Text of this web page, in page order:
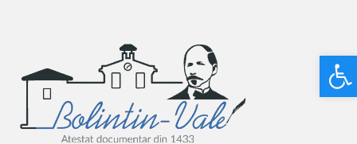
Deschide bara de unelte